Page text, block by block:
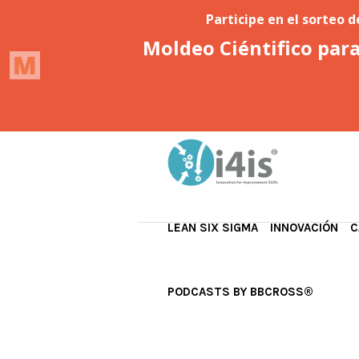
LEAN SIX SIGMA INNOVACIÓN
PODCASTS BY BBCROSS®